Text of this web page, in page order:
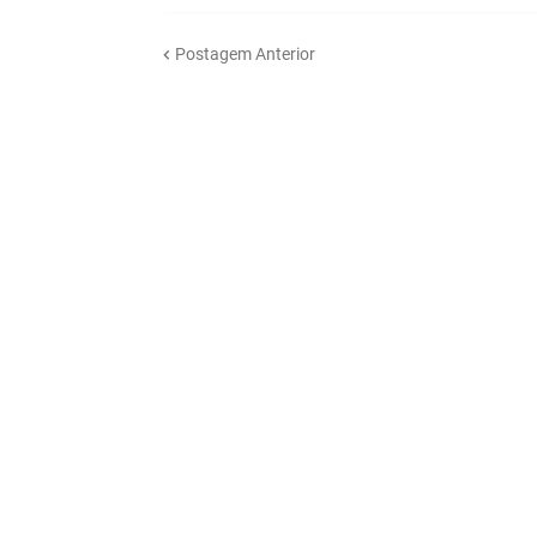
Postagem Anterior